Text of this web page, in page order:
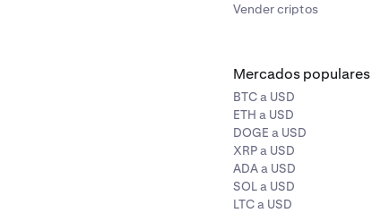
Vender criptos
Mercados populares
BTC a USD
ETH a USD
DOGE a USD
XRP a USD
ADA a USD
SOL a USD
LTC a USD